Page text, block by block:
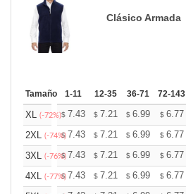
Clásico Armada
Tamaño 1-11 12-35 36-71 72-143
XL (-72%)$ 7.43 $ 7.21 $ 6.99 $ 6.77
2XL (-74%)
$7.43 $ 7.21 $ 6.99 $ 6.77
3XL (-76%)
$7.43 $ 7.21 $ 6.99 $ 6.77
4XL (-77%)
$7.43 $ 7.21 $ 6.99 $ 6.77